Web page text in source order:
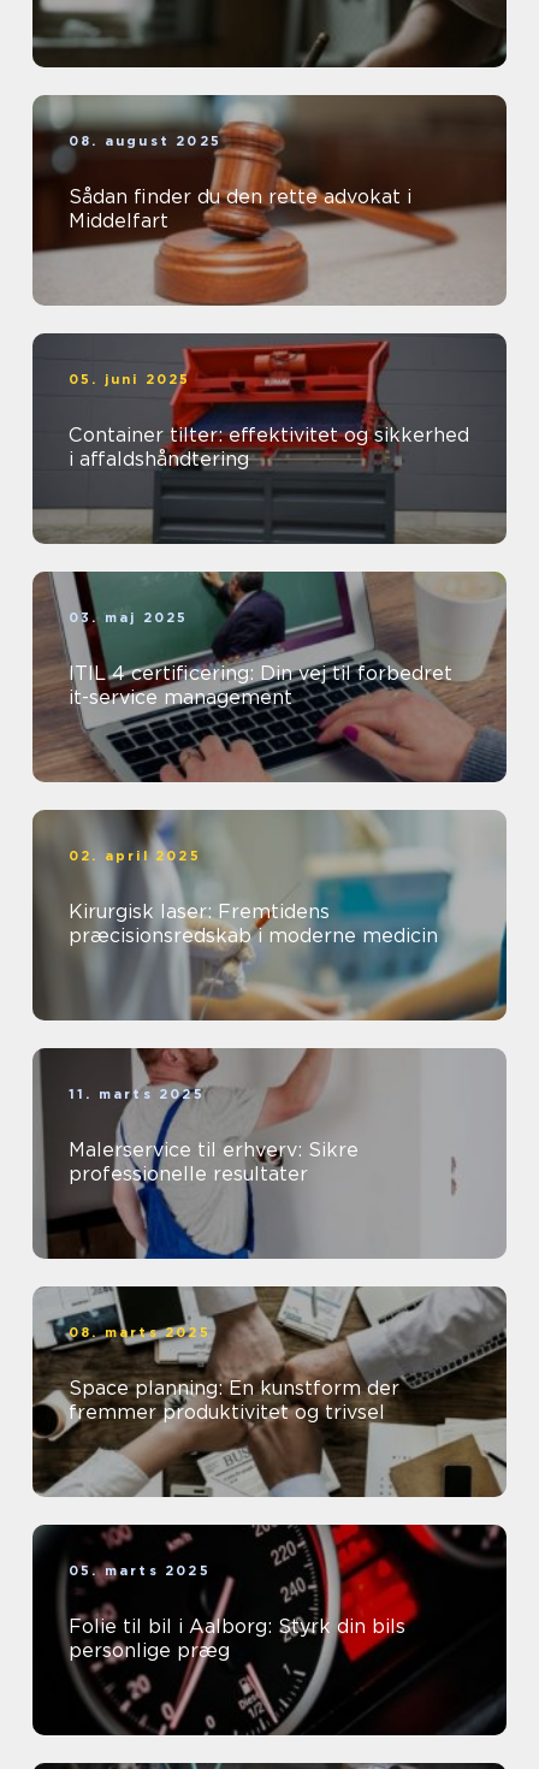
08. august 2025
Sådan finder du den rette advokat i
Middelfart
05. juni 2025
Container tilter: effektivitet og sikkerhed
i affaldshåndtering
03. maj 2025
ITIL 4 certificering: Din vej til forbedret
it-service management
02. april 2025
Kirurgisk laser: Fremtidens
præcisionsredskab i moderne medicin
11. marts 2025
Malerservice til erhverv: Sikre
professionelle resultater
08. marts 2025
Space planning: En kunstform der
fremmer produktivitet og trivsel
05. marts 2025
Folie til bil i Aalborg: Styrk din bils
personlige præg